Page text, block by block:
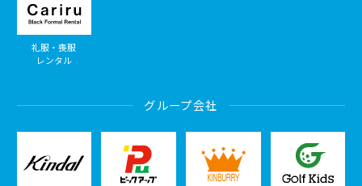
礼服・喪服
レンタル
グループ会社